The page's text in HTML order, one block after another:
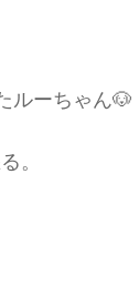
ルーちゃん🐶
。